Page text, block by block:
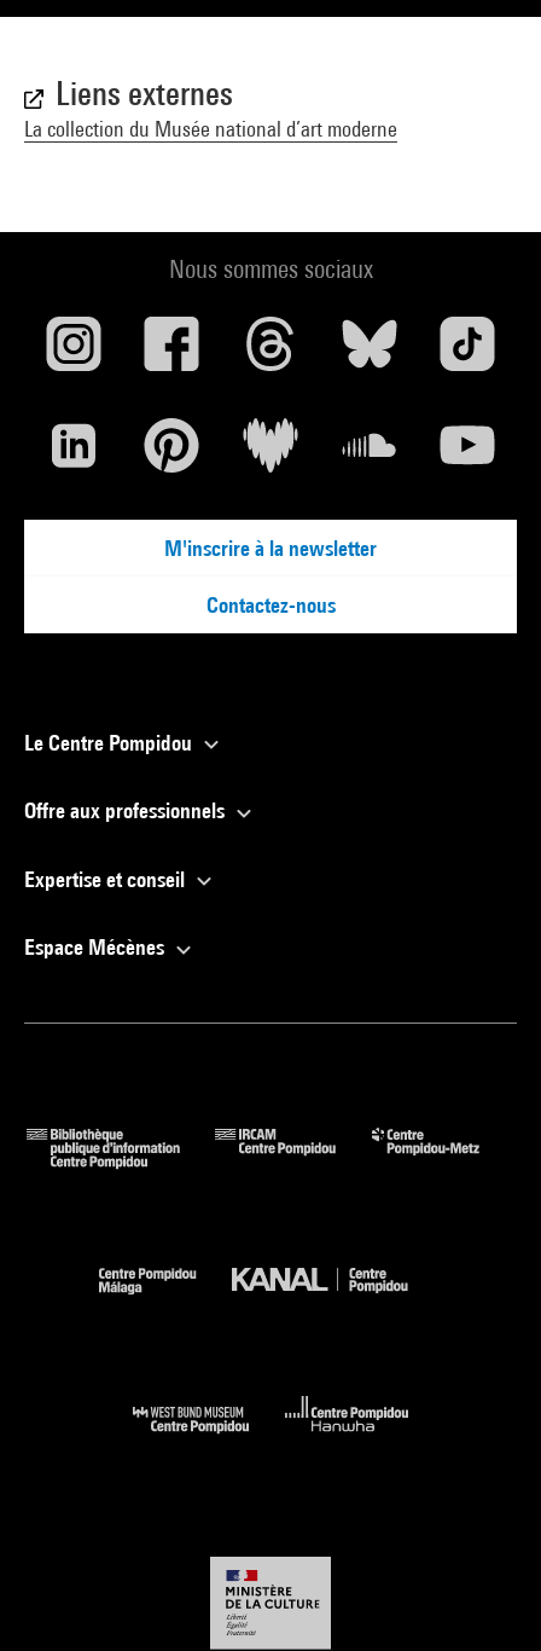
Liens externes
La collection du Musée national d’art moderne
Nous sommes sociaux
M'inscrire à la newsletter
Contactez-nous
Le Centre Pompidou
Offre aux professionnels
Expertise et conseil
Espace Mécènes